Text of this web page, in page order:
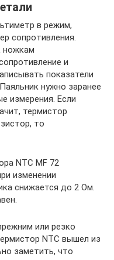
в режим,
сопротивления.
ножкам
и
показатели
нужно заранее
измерения. Если
термистор
то
NTC MF 72
изменении
снижается до 2 Ом.
или резко
NTC вышел из
заметить, что